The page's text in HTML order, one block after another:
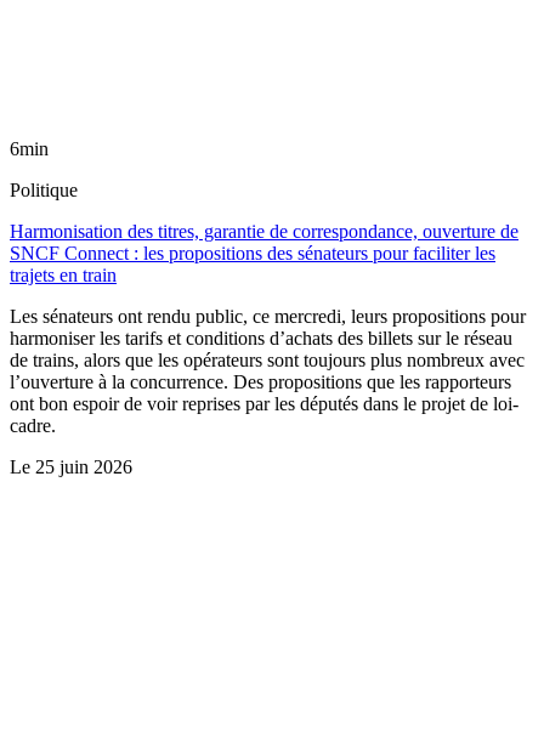
6min
Politique
Harmonisation des titres, garantie de correspondance, ouverture de
SNCF Connect : les propositions des sénateurs pour faciliter les
trajets en train
Les sénateurs ont rendu public, ce mercredi, leurs propositions pour
harmoniser les tarifs et conditions d’achats des billets sur le réseau
de trains, alors que les opérateurs sont toujours plus nombreux avec
l’ouverture à la concurrence. Des propositions que les rapporteurs
ont bon espoir de voir reprises par les députés dans le projet de loi-
cadre.
Le 25 juin 2026